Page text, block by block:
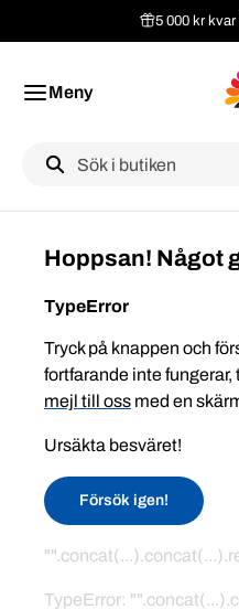
5 000 kr
Meny
Label
Hoppsan! Något
TypeError
Tryck på knappen och
fortfarande inte fungerar,
mejl till oss med en
Ursäkta besväret!
Försök igen!
TypeError: